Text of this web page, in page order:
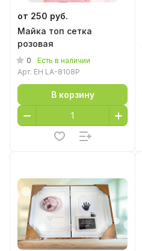
от 250 руб.
Майка топ сетка
розовая
0
Есть в наличии
Арт. EH LA-8108P
В корзину